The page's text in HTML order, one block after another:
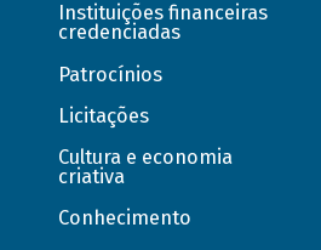
Instituições financeiras
credenciadas
Patrocínios
Licitações
Cultura e economia
criativa
Conhecimento